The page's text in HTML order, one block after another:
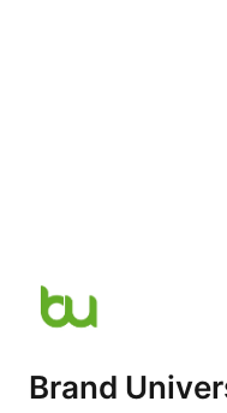
Brand